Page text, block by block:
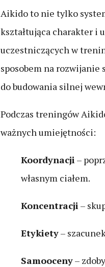
Aikido to nie tylko
kształtująca charakter i
uczestniczących w
sposobem na rozwijanie
do budowania silnej
Podczas treningów
ważnych umiejętności:
Koordynacji –
własnym ciałem.
Koncentracji –
Etykiety–
Samooceny–